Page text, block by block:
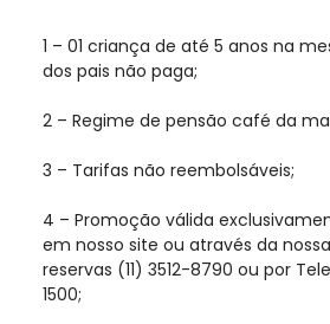
1 – 01 criança de até 5 anos na
dos pais não paga;
2 – Regime de pensão café da
3 – Tarifas não reembolsáveis;
4 – Promoção válida
em nosso site ou através da
reservas (11) 3512-8790 ou por
1500;